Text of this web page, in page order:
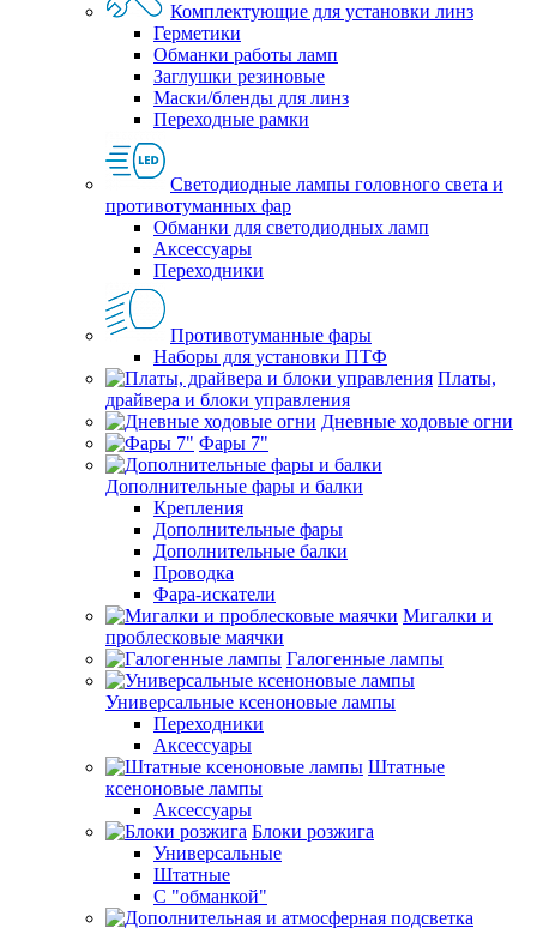
Комплектующие для установки линз
Герметики
Обманки работы ламп
Заглушки резиновые
Маски/бленды для линз
Переходные рамки
Светодиодные лампы головного света и
противотуманных фар
Обманки для светодиодных ламп
Аксессуары
Переходники
Противотуманные фары
Наборы для установки ПТФ
Платы,
драйвера и блоки управления
Дневные ходовые огни
Фары 7"
Дополнительные фары и балки
Крепления
Дополнительные фары
Дополнительные балки
Проводка
Фара-искатели
Мигалки и
проблесковые маячки
Галогенные лампы
Универсальные ксеноновые лампы
Переходники
Аксессуары
Штатные
ксеноновые лампы
Аксессуары
Блоки розжига
Универсальные
Штатные
С "обманкой"